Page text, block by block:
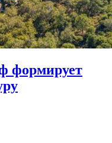
формирует